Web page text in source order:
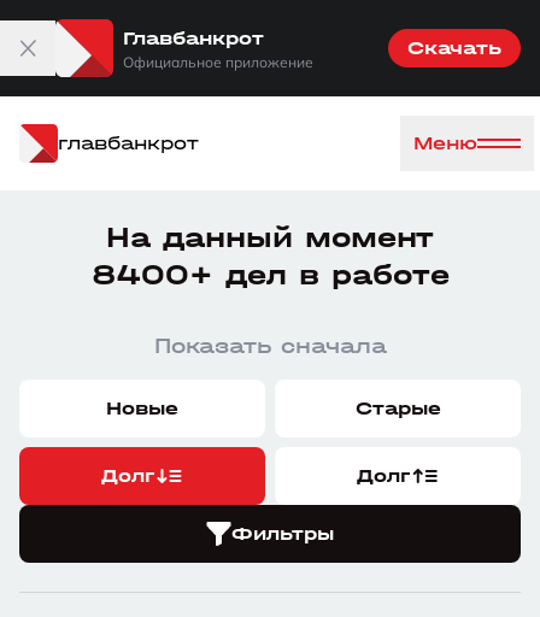
Главбанкрот
Официальное приложение
Скачать
главбанкрот Меню
На данный момент
8400+ дел в работе
Показать сначала
Новые Старые
Долг Долг
Фильтры